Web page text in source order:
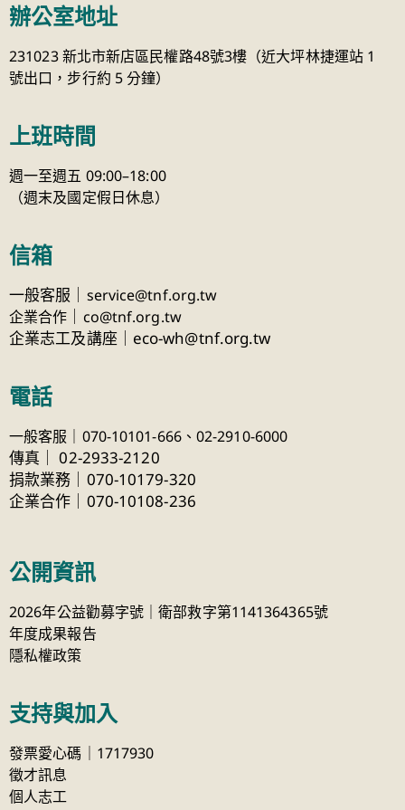
辦公室地址
231023 新北市新店區民權路48號3樓（近大坪林捷運站 1
號出口，步行約 5 分鐘）
上班時間
週一至週五 09:00–18:00
（週末及國定假日休息）
信箱
一般客服｜ service@tnf.org.tw
企業合作
co@tnf.org.tw
企業志工及講座｜eco-wh@tnf.org.tw
電話
一般客服｜070-10101-666、 02-2910-6000
傳真
02-2933-2120
捐款業務｜070-10179-320
企業合作｜070-10108-236
公開資訊
2026年公益勸募字號｜衛部救字第1141364365號
年度成果報告
隱私權政策
支持與加入
發票愛心碼｜1717930
徵才訊息
個人志工